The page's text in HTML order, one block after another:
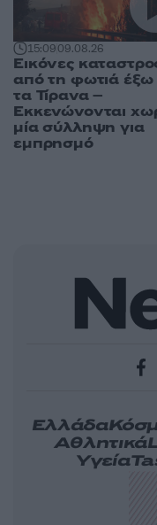
15:0909.08.26
Εικόνες
από τη φωτιά
τα Τίρανα –
Εκκενώνονται
μία σύλληψη για
εμπρησμό
Ελλάδα
Αθλητικά
Υγεία